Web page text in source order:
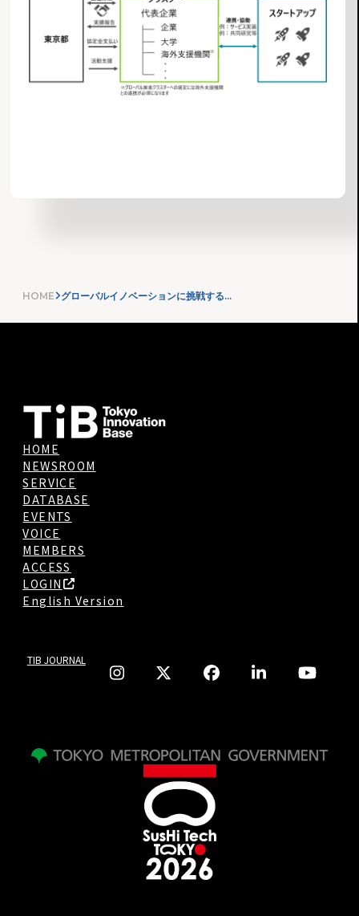
HOME グローバルイノベーションに挑戦するクラスター創成事業（TIB CATAPULT）～クラスターの募集を開始します！～
HOME
NEWSROOM
SERVICE
DATABASE
EVENTS
VOICE
MEMBERS
ACCESS
LOGIN
English Version
TIB JOURNAL